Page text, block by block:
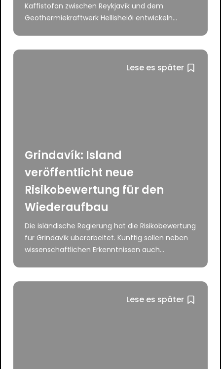
Kaffistofan zwischen Reykjavík und dem
Geothermiekraftwerk Hellisheiði entwickeln...
Lese es später
Grindavík: Island
veröffentlicht neue
Risikobewertung für den
Wiederaufbau
Die isländische Regierung hat die Risikobewertung
für Grindavík überarbeitet. Künftig sollen neben
wissenschaftlichen Erkenntnissen auch...
Lese es später